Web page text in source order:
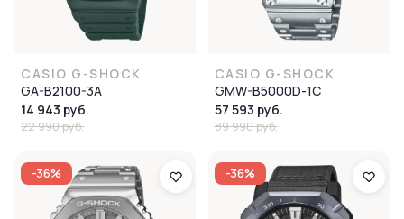
CASIO G-SHOCK
GA-B2100-3A
14 943 руб.
22 990 руб.
CASIO G-SHOCK
GMW-B5000D-1C
57 593 руб.
89 990 руб.
-36% -36%